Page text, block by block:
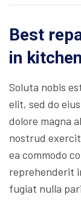
Best
in kitchen
Soluta nobis
elit, sed do
dolore magna
nostrud
ea commodo
reprehenderit
fugiat nulla